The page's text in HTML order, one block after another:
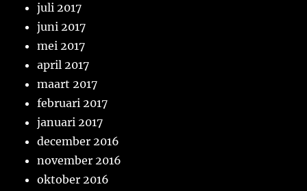
juli 2017
juni 2017
mei 2017
april 2017
maart 2017
februari 2017
januari 2017
december 2016
november 2016
oktober 2016